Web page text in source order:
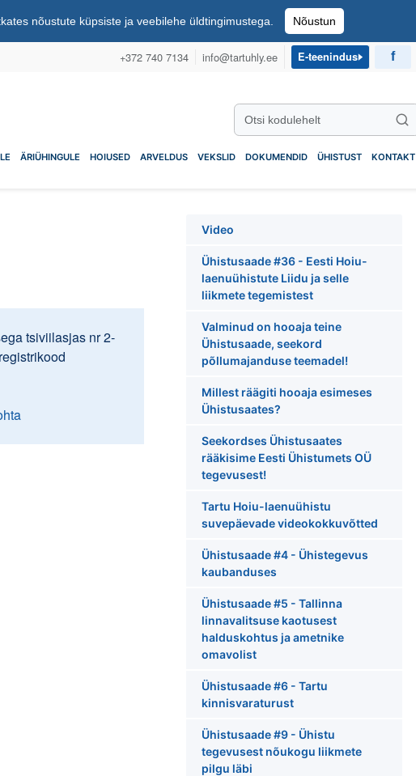
nõustute küpsiste ja veebilehe üldtingimustega. Nõustun
+372 740 7134 info@tartuhly.ee E-teenindus
ÄRIÜHINGULE HOIUSED ARVELDUS VEKSLID DOKUMENDID ÜHISTUST KONTAKT
tsiviilasjas nr 2-
Video
Ühistusaade #36 - Eesti Hoiu-
laenuühistute Liidu ja selle
liikmete tegemistest
Valminud on hooaja teine
Ühistusaade, seekord
põllumajanduse teemadel!
Millest räägiti hooaja esimeses
Ühistusaates?
Seekordses Ühistusaates
rääkisime Eesti Ühistumets OÜ
tegevusest!
Tartu Hoiu-laenuühistu
suvepäevade videokokkuvõtted
Ühistusaade #4 - Ühistegevus
kaubanduses
Ühistusaade #5 - Tallinna
linnavalitsuse kaotusest
halduskohtus ja ametnike
omavolist
Ühistusaade #6 - Tartu
kinnisvaraturust
Ühistusaade #9 - Ühistu
tegevusest nõukogu liikmete
pilgu läbi